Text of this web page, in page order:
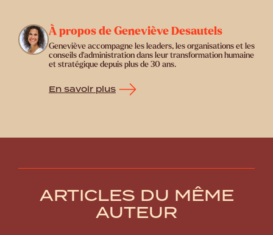
À propos de Geneviève Desautels
Geneviève accompagne les leaders, les organisations et les
conseils d’administration dans leur transformation humaine
et stratégique depuis plus de 30 ans.
En savoir plus
ARTICLES DU MÊME
AUTEUR